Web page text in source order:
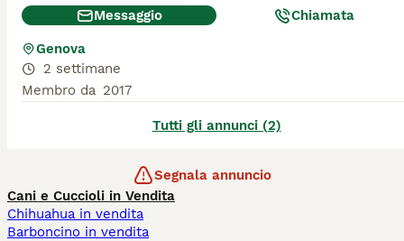
Messaggio Chiamata
Genova
2 settimane
Membro da 2017
Tutti gli annunci (2)
Segnala annuncio
Cani e Cuccioli in Vendita
Chihuahua in vendita
Barboncino in vendita